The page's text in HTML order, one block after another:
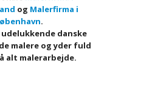
og Malerfirma i
.
danske
malere og yder fuld
alt malerarbejde.